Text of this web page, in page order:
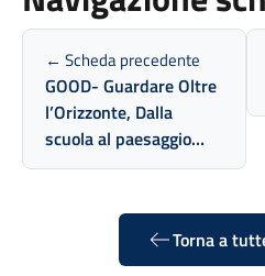
← Scheda precedente
GOOD- Guardare Oltre
l’Orizzonte, Dalla
scuola al paesaggio…
Torna a